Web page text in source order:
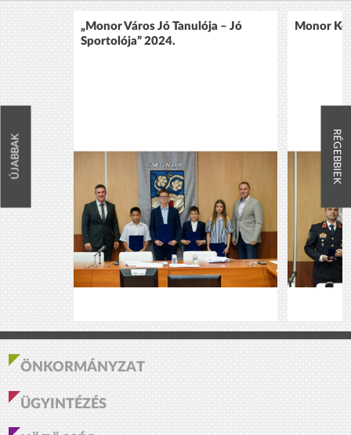
ÚJABBAK
„Monor Város Jó Tanulója – Jó
Sportolója” 2024.
Monor
RÉGEBBIEK
ÖNKORMÁNYZAT
ÜGYINTÉZÉS